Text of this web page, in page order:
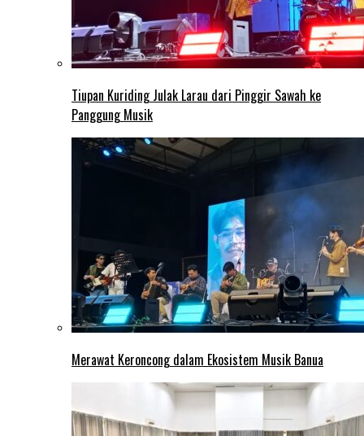
Tiupan Kuriding Julak Larau dari Pinggir Sawah ke
Panggung Musik
Merawat Keroncong dalam Ekosistem Musik Banua